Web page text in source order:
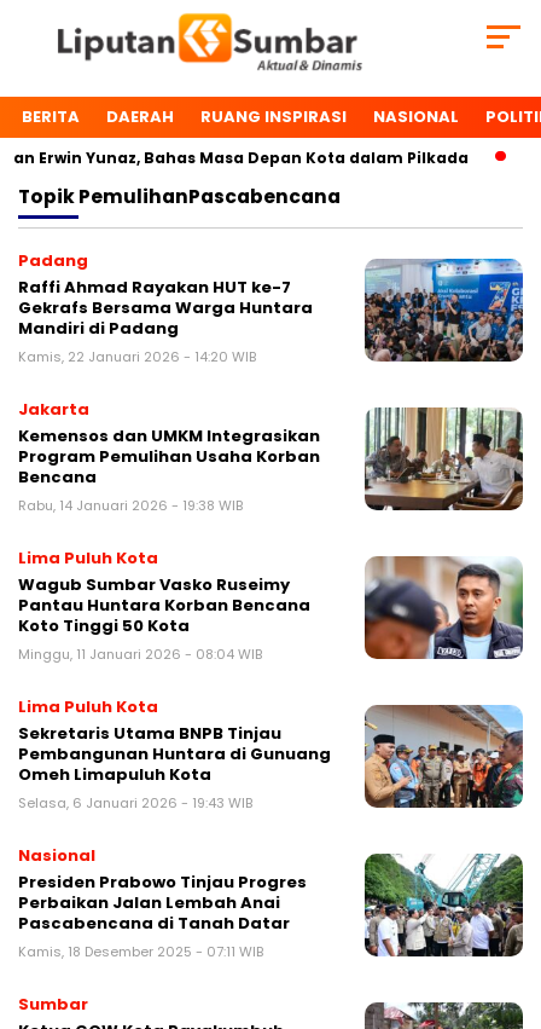
BERITA DAERAH RUANG INSPIRASI NASIONAL
Erwin Yunaz, Bahas Masa Depan Kota dalam Pilkada
TopikPemulihanPascabencana
Padang
Raffi Ahmad Rayakan HUT ke-7
Gekrafs Bersama Warga Huntara
Mandiri di Padang
Kamis, 22 Januari 2026 - 14:20 WIB
Jakarta
Kemensos dan UMKM Integrasikan
Program Pemulihan Usaha Korban
Bencana
Rabu, 14 Januari 2026 - 19:38 WIB
Lima Puluh Kota
Wagub Sumbar Vasko Ruseimy
Pantau Huntara Korban Bencana
Koto Tinggi 50 Kota
Minggu, 11 Januari 2026 - 08:04 WIB
Lima Puluh Kota
Sekretaris Utama BNPB Tinjau
Pembangunan Huntara di Gunuang
Omeh Limapuluh Kota
Selasa, 6 Januari 2026 - 19:43 WIB
Nasional
Presiden Prabowo Tinjau Progres
Perbaikan Jalan Lembah Anai
Pascabencana di Tanah Datar
Kamis, 18 Desember 2025 - 07:11 WIB
Sumbar